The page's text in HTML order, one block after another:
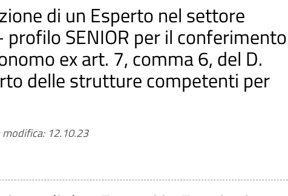
di un Esperto nel settore
SENIOR per il conferimento
ex art. 7, comma 6, del D.
delle strutture competenti per
12.10.23